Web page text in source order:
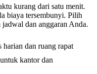
kurang dari satu menit.
biaya tersembunyi. Pilih
dan anggaran Anda.
dan ruang rapat
kantor dan